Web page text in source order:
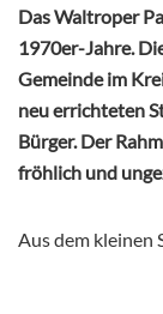
Das Waltroper
1970er-Jahre.
Gemeinde im
neu errichteten
Bürger. Der
fröhlich und
Aus dem kleinen